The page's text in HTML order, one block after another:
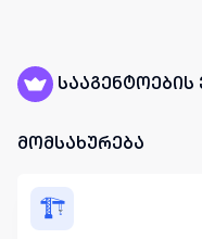
სააგენტოების
მომსახურება